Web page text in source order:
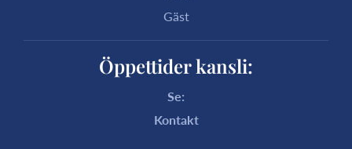
Gäst
Öppettider kansli:
Se:
Kontakt